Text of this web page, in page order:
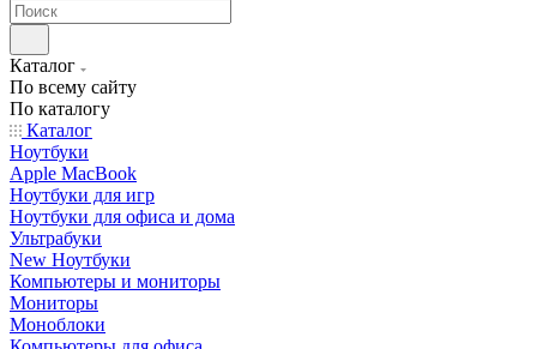
Каталог
По всему сайту
По каталогу
Каталог
Ноутбуки
Apple MacBook
Ноутбуки для игр
Ноутбуки для офиса и дома
Ультрабуки
New Ноутбуки
Компьютеры и мониторы
Мониторы
Моноблоки